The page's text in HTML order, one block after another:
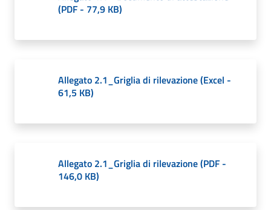
t
(PDF - 77,9 KB)
Allegato 2.1_Griglia di rilevazione(Excel -
61,5 KB)
Allegato 2.1_Griglia di rilevazione(PDF -
146,0 KB)